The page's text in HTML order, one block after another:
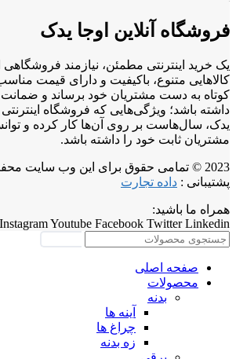
فروشگاه آنلاین اوجا یدک
یک خرید اینترنتی مطمئن، نیازمند فروشگاهی
کالاهایی متنوع، باکیفیت و دارای قیمت
کوتاه به دست مشتریان خود برساند و
داشته باشد؛ ویژگی‌هایی که فروشگاه
یدک، سال‌هاست بر روی آن‌ها کار کرده و
مشتریان ثابت خود را داشته باشد.
2023 © تمامی حقوق برای این وب سایت
پشتیبانی : داده تجارت
همراه ما باشید:
InstagramYoutube Facebook Twitter Linkedin
صفحه اصلی
محصولات
بدنه
آینه ها
چراغ ها
زه بدنه